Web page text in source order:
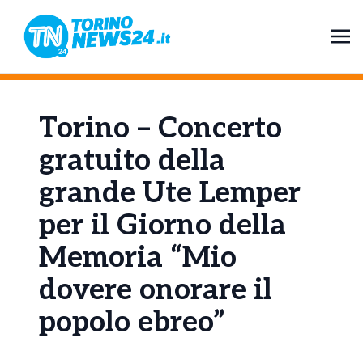
Torino – Concerto
gratuito della
grande Ute Lemper
per il Giorno della
Memoria “Mio
dovere onorare il
popolo ebreo”